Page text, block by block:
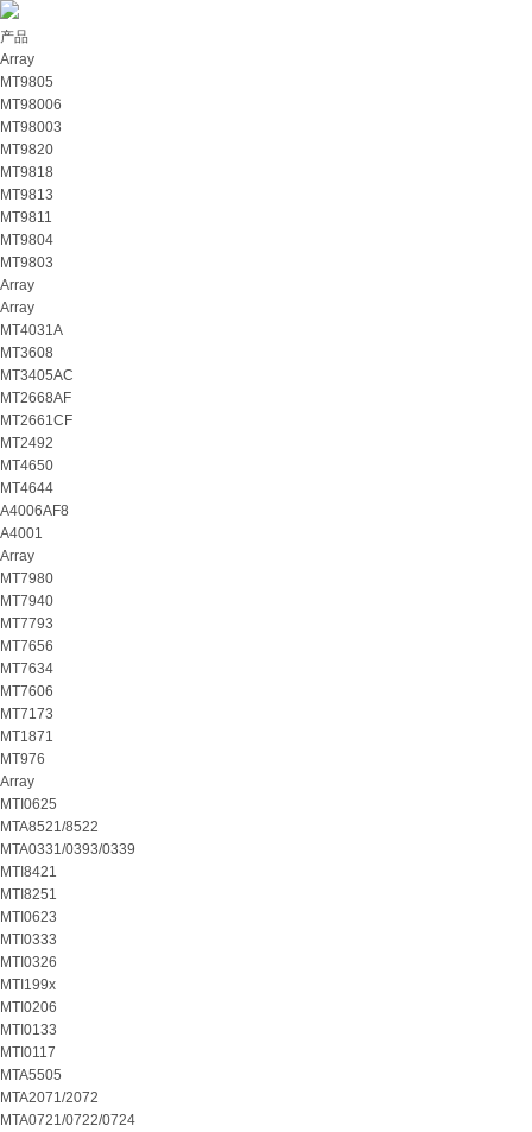
产品
Array
MT9805
MT98006
MT98003
MT9820
MT9818
MT9813
MT9811
MT9804
MT9803
Array
Array
MT4031A
MT3608
MT3405AC
MT2668AF
MT2661CF
MT2492
MT4650
MT4644
A4006AF8
A4001
Array
MT7980
MT7940
MT7793
MT7656
MT7634
MT7606
MT7173
MT1871
MT976
Array
MTI0625
MTA8521/8522
MTA0331/0393/0339
MTI8421
MTI8251
MTI0623
MTI0333
MTI0326
MTI199x
MTI0206
MTI0133
MTI0117
MTA5505
MTA2071/2072
MTA0721/0722/0724